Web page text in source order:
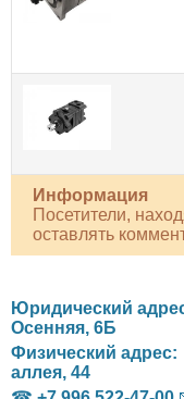
Информация
Посетители,
оставлять
Юридический
Осенняя, 6Б
Физический адрес:
аллея, 44